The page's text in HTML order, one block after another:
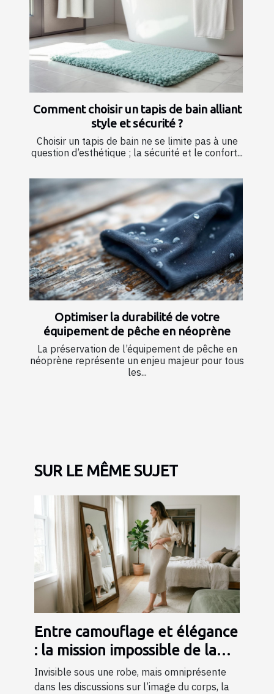
Comment choisir un tapis de bain alliant
style et sécurité ?
Choisir un tapis de bain ne se limite pas à une
question d’esthétique ; la sécurité et le confort...
Optimiser la durabilité de votre
équipement de pêche en néoprène
La préservation de l’équipement de pêche en
néoprène représente un enjeu majeur pour tous
les...
SUR LE MÊME SUJET
Entre camouflage et élégance
: la mission impossible de la
lingerie gainante ?
Invisible sous une robe, mais omniprésente
dans les discussions sur l’image du corps, la